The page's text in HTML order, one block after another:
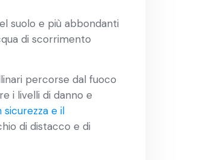
suolo e più abbondanti
di scorrimento
percorse dal fuoco
i livelli di danno e
sicurezza e il
di distacco e di